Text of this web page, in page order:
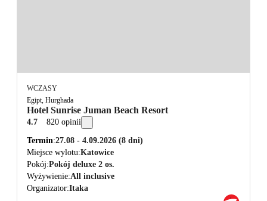
WCZASY
Egipt, Hurghada
Hotel Sunrise Juman Beach Resort
4.7 820 opinii
Termin 27.08 - 4.09.2026 (8 dni)
Miejsce wylotu Katowice
Pokój Pokój deluxe 2 os.
Wyżywienie All inclusive
Organizator Itaka